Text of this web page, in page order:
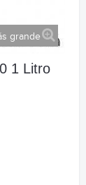
grande
1 Litro